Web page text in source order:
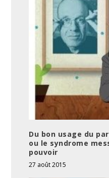
Du bon usage du
ou le syndrome
pouvoir
27 août 2015